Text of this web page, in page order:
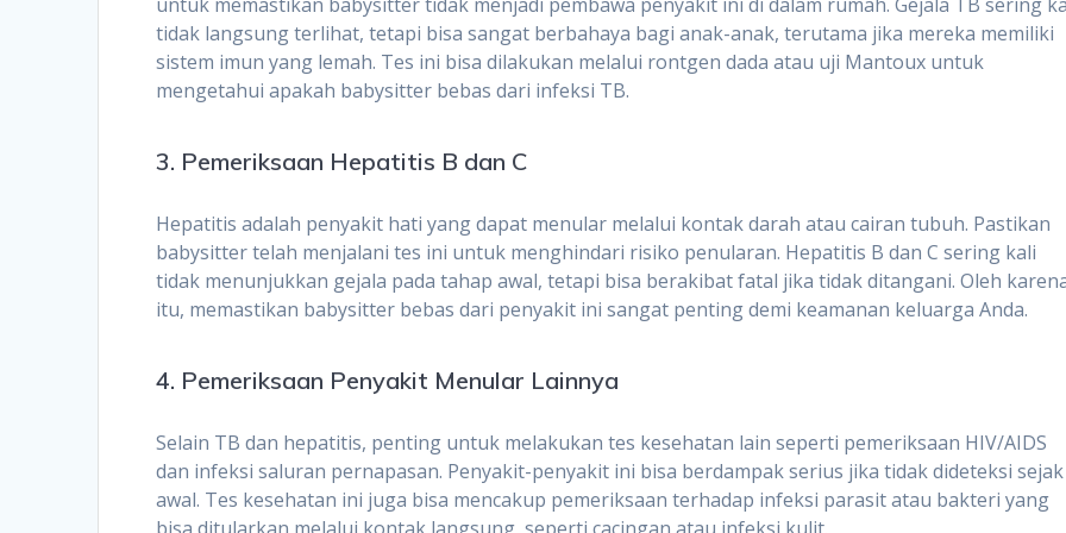
tidak langsung terlihat, tetapi bisa sangat berbahaya bagi anak-anak, terutama jika mereka memiliki
sistem imun yang lemah. Tes ini bisa dilakukan melalui rontgen dada atau uji Mantoux untuk
mengetahui apakah babysitter bebas dari infeksi TB.
3. Pemeriksaan Hepatitis B dan C
Hepatitis adalah penyakit hati yang dapat menular melalui kontak darah atau cairan tubuh. Pastikan
babysitter telah menjalani tes ini untuk menghindari risiko penularan. Hepatitis B dan C sering kali
tidak menunjukkan gejala pada tahap awal, tetapi bisa berakibat fatal jika tidak ditangani. Oleh
itu, memastikan babysitter bebas dari penyakit ini sangat penting demi keamanan keluarga Anda.
4. Pemeriksaan Penyakit Menular Lainnya
Selain TB dan hepatitis, penting untuk melakukan tes kesehatan lain seperti pemeriksaan HIV/AIDS
dan infeksi saluran pernapasan. Penyakit-penyakit ini bisa berdampak serius jika tidak dideteksi sejak
awal. Tes kesehatan ini juga bisa mencakup pemeriksaan terhadap infeksi parasit atau bakteri yang